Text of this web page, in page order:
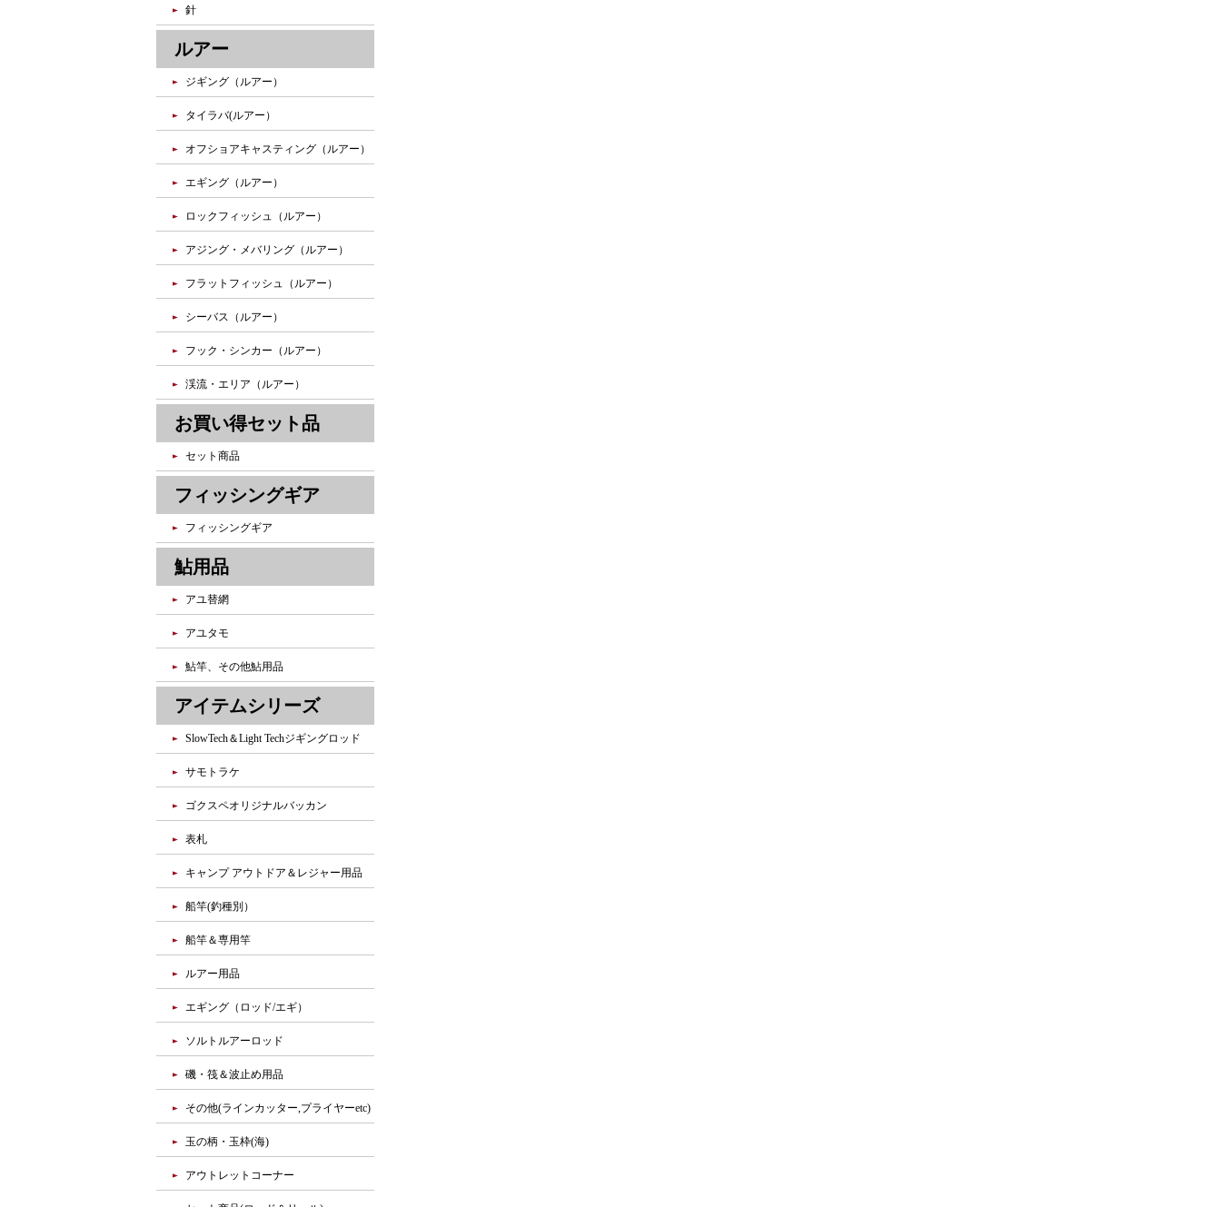
針
ルアー
ジギング（ルアー）
タイラバ(ルアー）
オフショアキャスティング（ルアー）
エギング（ルアー）
ロックフィッシュ（ルアー）
アジング・メバリング（ルアー）
フラットフィッシュ（ルアー）
シーバス（ルアー）
フック・シンカー（ルアー）
渓流・エリア（ルアー）
お買い得セット品
セット商品
フィッシングギア
フィッシングギア
鮎用品
アユ替網
アユタモ
鮎竿、その他鮎用品
アイテムシリーズ
SlowTech＆Light Techジギングロッド
サモトラケ
ゴクスペオリジナルバッカン
表札
キャンプ アウトドア＆レジャー用品
船竿(釣種別）
船竿＆専用竿
ルアー用品
エギング（ロッド/エギ）
ソルトルアーロッド
磯・筏＆波止め用品
その他(ラインカッター,プライヤーetc)
玉の柄・玉枠(海)
アウトレットコーナー